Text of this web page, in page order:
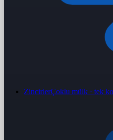
ZincirlerÇoklu mülk · tek